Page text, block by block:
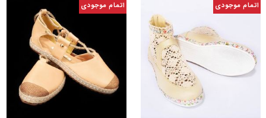
اتمام موجودی اتمام موجودی